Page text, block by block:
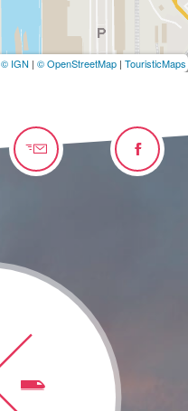
© IGN | © OpenStreetMap | TouristicMaps